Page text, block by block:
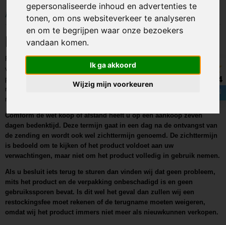
gepersonaliseerde inhoud en advertenties te
tonen, om ons websiteverkeer te analyseren
en om te begrijpen waar onze bezoekers
vandaan komen.
Ik ga akkoord
Wijzig mijn voorkeuren
Home > BEDENKTIJD
Bedenktijd
PROLECH.nl doet er alles aan om producten aan uw verwachting te laten
voldoen. Toch kan het voorkomen dat u om welke reden dan ook een
product retour wilt zenden. Wij dienen het productbinnen veertien dagen
retour te hebben ontvangen. U dient daarbij het volgende in acht te
nemen:
Comform de wet koop of afstand heeft u op een aankoop zeven
dagen bedenktijd. Deze termijn gaat in een dag na de ontvangst van
de zending en wordt ook wel zichttermijn genoemd. De zichttermijn
is bedoeld om te kijken of het product voldoet aan uw
verwachtingen, maar niet om het product volledig in gebruik nemen.
Als u besluit iets terug te sturen dan vinden wij dat geen probleem,
mits het product en de verpakking onbeschadigd is en geen
gebruikssporen bevat. Is dit wel het geval dan zullen wij een
restockingsfee moet rekenen of de terugname moeten weigeren,
omdat wij het product immers niet meer als nieuwkunnen verkopen.
8.4